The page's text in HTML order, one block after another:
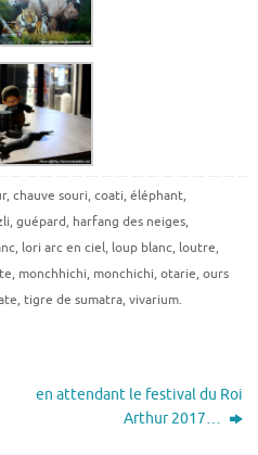
, chauve souri, coati, éléphant,
, guépard, harfang des neiges,
, lori arc en ciel, loup blanc, loutre,
, monchhichi, monchichi, otarie, ours
, tigre de sumatra, vivarium.
en attendant le festival du Roi
Arthur 2017…